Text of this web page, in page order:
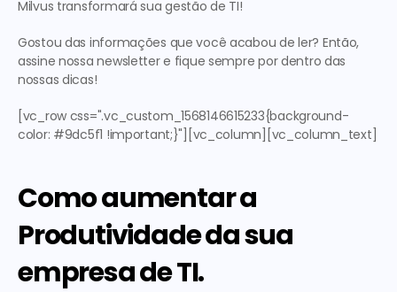
Milvus transformará sua gestão de TI!
Gostou das informações que você acabou de ler? Então,
assine nossa newsletter e fique sempre por dentro das
nossas dicas!
[vc_row css=".vc_custom_1568146615233{background-
color: #9dc5f1 !important;}"][vc_column][vc_column_text]
Como aumentar a
Produtividade da sua
empresa de TI.